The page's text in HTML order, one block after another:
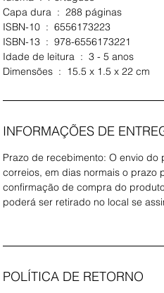
Capa dura ‏ : ‎ 288 páginas
ISBN-10 ‏ : ‎ 6556173223
ISBN-13 ‏ : ‎ 978-6556173221
Idade de leitura ‏ : ‎ 3 - 5 anos
Dimensões ‏ : ‎ 15.5 x 1.5 x 22 cm
INFORMAÇÕES DE
Prazo de recebimento: O envio
correios, em dias normais o prazo
confirmação de compra do
poderá ser retirado no local se
POLÍTICA DE RETORNO